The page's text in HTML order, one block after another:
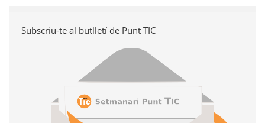
Subscriu-te al butlletí de Punt TIC